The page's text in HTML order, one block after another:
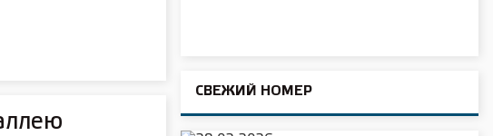
СВЕЖИЙ НОМЕР